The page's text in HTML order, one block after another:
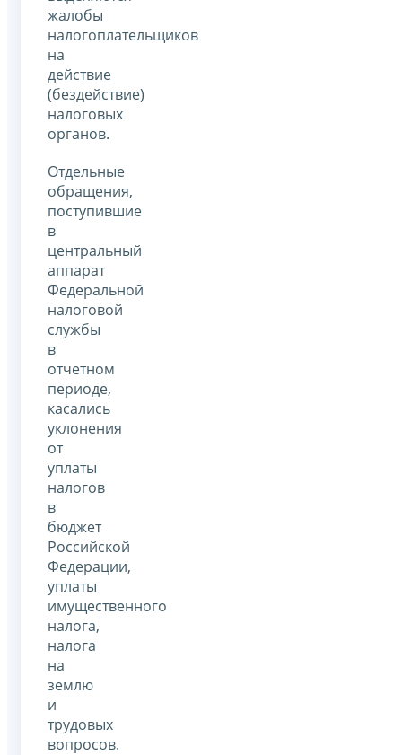
жалобы
налогоплательщиков
на
действие
(бездействие)
налоговых
органов.
Отдельные
обращения,
поступившие
в
центральный
аппарат
Федеральной
налоговой
службы
в
отчетном
периоде,
касались
уклонения
от
уплаты
налогов
в
бюджет
Российской
Федерации,
уплаты
имущественного
налога,
налога
на
землю
и
трудовых
вопросов.